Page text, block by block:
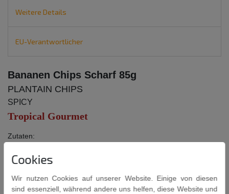
Weitere Details
EU-Verantwortlicher
Bananen Chips Scharf 85g
PLANTAIN CHIPS
SPICY
Tropical Gourmet
Zutaten:
Ausgewählte Kochbananen ( Musa Paradisiaca AAB)
Pflanzliche Öle (Palmöl)
Natürliche Gewürze
Salz
Cookies
Wir nutzen Cookies auf unserer Website. Einige von diesen
sind essenziell, während andere uns helfen, diese Website und